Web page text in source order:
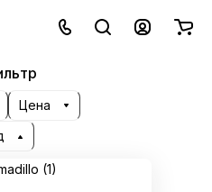
Цена
(1)